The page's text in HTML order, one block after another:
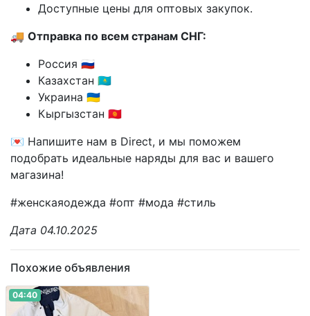
Доступные цены для оптовых закупок.
🚚 Отправка по всем странам СНГ:
Россия 🇷🇺
Казахстан 🇰🇿
Украина 🇺🇦
Кыргызстан 🇰🇬
💌 Напишите нам в Direct, и мы поможем
подобрать идеальные наряды для вас и вашего
магазина!
#женскаяодежда #опт #мода #стиль
Дата 04.10.2025
Похожие объявления
04:40